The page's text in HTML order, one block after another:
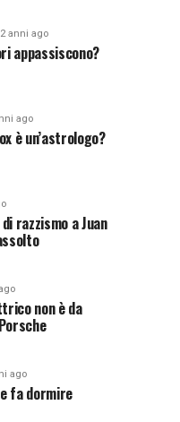
2 anni ago
appassiscono?
ago
è un’astrologo?
razzismo a Juan
non è da
ago
fa dormire